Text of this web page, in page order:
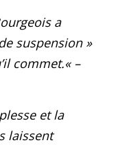
a
suspension »
commet.« –
et la
laissent